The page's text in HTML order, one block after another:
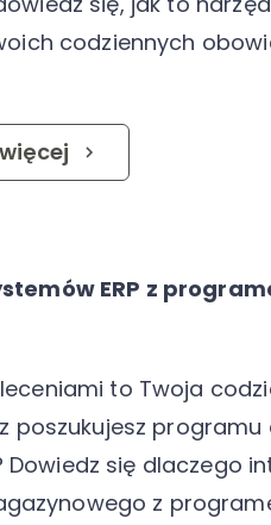
codziennych
ERP z
to Twoja
poszukujesz
Dowiedz się dlaczego
z